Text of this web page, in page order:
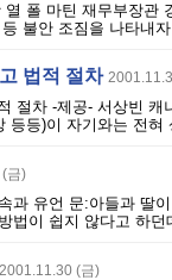
폴 마틴 재무부장관
불안 조짐을 나타내
법적 절차
절차 -제공- 서상빈
등등)이 자기와는 전
금)
과 유언 문:아들과 딸
법이 쉽지 않다고 하
2001.11.30 (금)